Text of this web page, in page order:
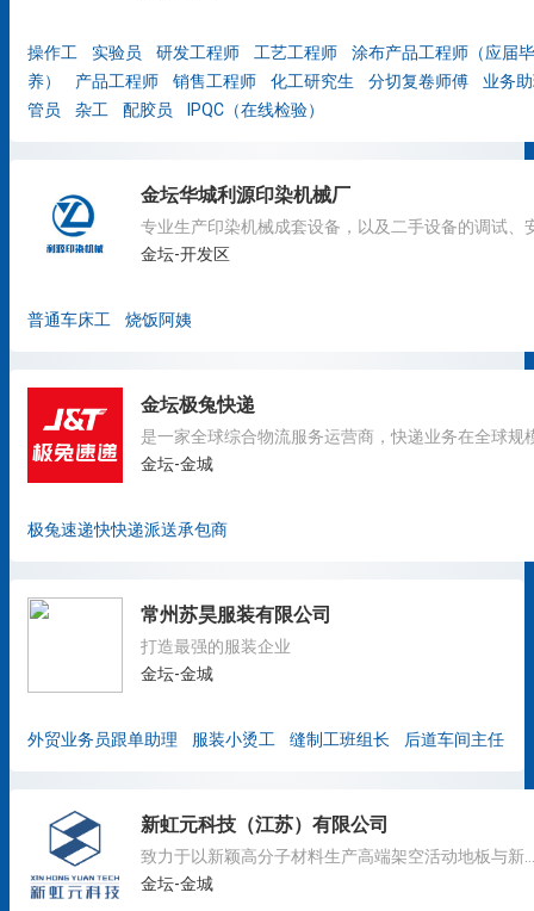
操作工 实验员 研发工程师 工艺工程师
涂布产品工程师（应届
养）
产品工程师 销售工程师 化工研究生 分切复卷师傅
业务
管员
杂工 配胶员 IPQC（在线检验）
金坛华城利源印染机械厂
金坛-开发区
普通车床工 烧饭阿姨
金坛极兔快递
金坛-金城
极兔速递快快递派送承包商
常州苏昊服装有限公司
打造最强的服装企业
金坛-金城
外贸业务员跟单助理 服装小烫工 缝制工班组长 后道车间主任
新虹元科技（江苏）有限公司
金坛-金城